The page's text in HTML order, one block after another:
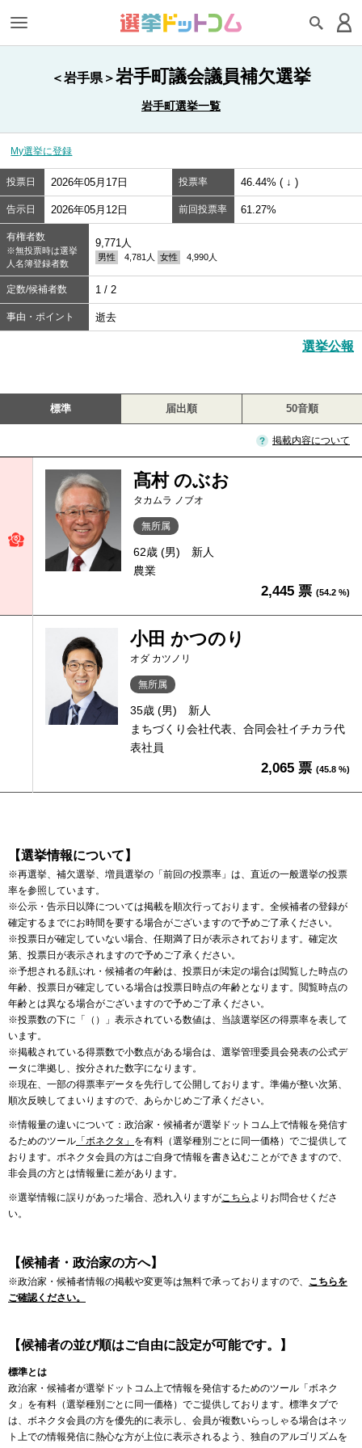
＜岩手県＞岩手町議会議員補欠選挙
岩手町選挙一覧
My選挙に登録
投票日 2026年05月17日 投票率 46.44% ( ↓ )
告示日 2026年05月12日 前回投票率 61.27%
有権者数
※無投票時は選挙
人名簿登録者数
9,771人
男性 4,781人 女性 4,990人
定数/候補者数 1 / 2
事由・ポイント 逝去
選挙公報
標準 届出順 50音順
掲載内容について
髙村 のぶお
タカムラ ノブオ
無所属
62歳 (男)
新人
農業
2,445 票 (54.2 %)
小田 かつのり
オダ カツノリ
無所属
35歳 (男)
新人
まちづくり会社代表、合同会社イチカラ代
表社員
2,065 票 (45.8 %)
【選挙情報について】
※再選挙、補欠選挙、増員選挙の「前回の投票率」は、直近の一般選挙の投票
率を参照しています。
※公示・告示日以降については掲載を順次行っております。全候補者の登録が
確定するまでにお時間を要する場合がございますので予めご了承ください。
※投票日が確定していない場合、任期満了日が表示されております。確定次
第、投票日が表示されますので予めご了承ください。
※予想される顔ぶれ・候補者の年齢は、投票日が未定の場合は閲覧した時点の
年齢、投票日が確定している場合は投票日時点の年齢となります。閲覧時点の
年齢とは異なる場合がございますので予めご了承ください。
※投票数の下に「（）」表示されている数値は、当該選挙区の得票率を表して
います。
※掲載されている得票数で小数点がある場合は、選挙管理委員会発表の公式デ
ータに準拠し、按分された数字になります。
※現在、一部の得票率データを先行して公開しております。準備が整い次第、
順次反映してまいりますので、あらかじめご了承ください。
※情報量の違いについて：政治家・候補者が選挙ドットコム上で情報を発信す
るためのツール 「ボネクタ」 を有料（選挙種別ごとに同一価格）でご提供して
おります。ボネクタ会員の方はご自身で情報を書き込むことができますので、
非会員の方とは情報量に差があります。
※選挙情報に誤りがあった場合、恐れ入りますがこちら よりお問合せくださ
い。
【候補者・政治家の方へ】
※政治家・候補者情報の掲載や変更等は無料で承っておりますので、 こちらを
ご確認ください。
【候補者の並び順はご自由に設定が可能です。】
標準とは
政治家・候補者が選挙ドットコム上で情報を発信するためのツール「ボネク
タ」を有料（選挙種別ごとに同一価格）でご提供しております。標準タブで
は、ボネクタ会員の方を優先的に表示し、会員が複数いらっしゃる場合はネッ
ト上での情報発信に熱心な方が上位に表示されるよう、独自のアルゴリズムを